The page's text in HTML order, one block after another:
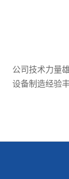
公司技术力量
设备制造经验